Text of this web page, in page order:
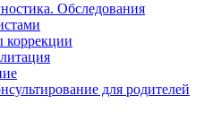
Обследования
коррекции
для родителей